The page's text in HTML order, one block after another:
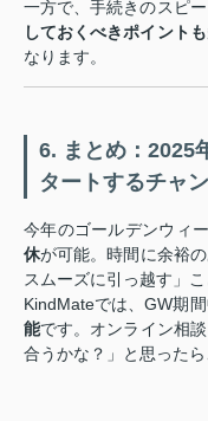
一方で、手続きのスピ
しておくべきポイント
なります。
6. まとめ：2025
タートするチャン
今年のゴールデンウィ
休が可能。時間に余裕
スムーズに引っ越す」こ
KindMateでは、GW期
能です。オンライン相
合うかな？」と思った